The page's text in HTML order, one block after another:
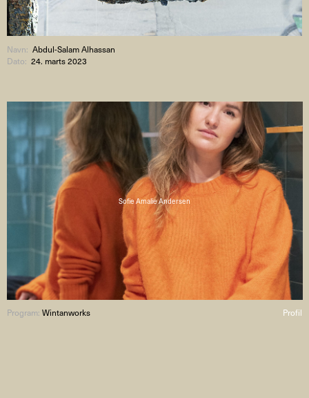
Navn:Abdul-Salam Alhassan
Dato:24. marts 2023
Sofie Amalie Andersen
Profil
Program:Wintanworks